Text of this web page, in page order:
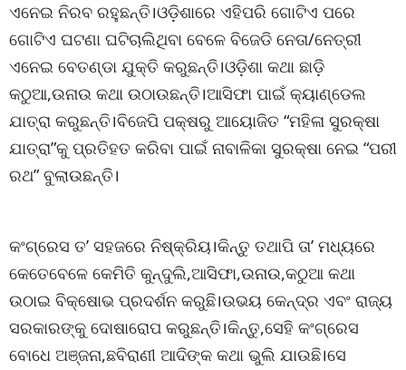
ଏନେଇ ନିରବ ରହୁଛନ୍ତି।ଓଡ଼ିଶାରେ ଏହିପରି ଗୋଟିଏ ପରେ
ଗୋଟିଏ ଘଟଣା ଘଟିଚାଲିଥିବା ବେଳେ ବିଜେଡି ନେତା/ନେତ୍ରୀ
ଏନେଇ ବେତଣ୍ଡା ଯୁକ୍ତି କରୁଛନ୍ତି।ଓଡ଼ିଶା କଥା ଛାଡ଼ି
କଠୁଆ,ଉନାଉ କଥା ଉଠାଉଛନ୍ତି।ଆସିଫା ପାଇଁ କ୍ୟାଣ୍ଡେଲ
ଯାତ୍ରା କରୁଛନ୍ତି।ବିଜେପି ପକ୍ଷରୁ ଆୟୋଜିତ “ମହିଳା ସୁରକ୍ଷା
ଯାତ୍ରା”କୁ ପ୍ରତିହତ କରିବା ପାଇଁ ନାବାଳିକା ସୁରକ୍ଷା ନେଇ “ପରୀ
ରଥ” ବୁଲାଉଛନ୍ତି।
କଂଗ୍ରେସ ତ’ ସହଜରେ ନିଷ୍କ୍ରିୟ।କିନ୍ତୁ ତଥାପି ତା’ ମଧ୍ୟରେ
କେତେବେଳେ କେମିତି କୁନ୍ଦୁଲି,ଆସିଫା,ଉନାଉ,କଠୁଆ କଥା
ଉଠାଇ ବିକ୍ଷୋଭ ପ୍ରଦର୍ଶନ କରୁଛି।ଉଭୟ କେନ୍ଦ୍ର ଏବଂ ରାଜ୍ୟ
ସରକାରଙ୍କୁ ଦୋଷାରୋପ କରୁଛନ୍ତି।କିନ୍ତୁ,ସେହି କଂଗ୍ରେସ
ବୋଧେ ଅଞ୍ଜନା,ଛବିରାଣୀ ଆଦିଙ୍କ କଥା ଭୁଲି ଯାଉଛି।ସେ